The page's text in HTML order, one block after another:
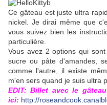
Ce gâteau est juste ultra
nickel. Je dirai même que
vous suivez bien les
particulière.
Vous avez 2 options qui
sucre ou pâte d'amandes,
comme l'autre, il existe
m'en sers quand je suis ultra
EDIT: Billet avec le
ici: http://